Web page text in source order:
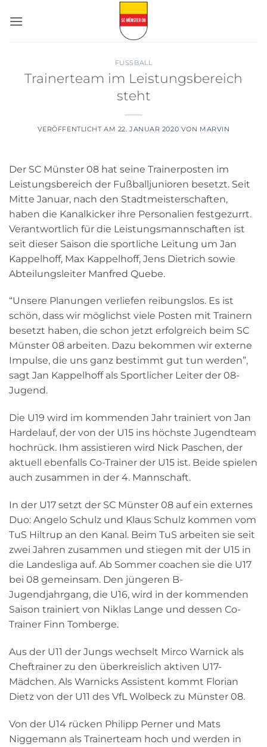
Inhalt
FUSSBALL
Trainerteam im Leistungsbereich
steht
VERÖFFENTLICHT AM 22. JANUAR 2020 VON MARVIN
Der SC Münster 08 hat seine Trainerposten im
Leistungsbereich der Fußballjunioren besetzt. Seit
Mitte Januar, nach den Stadtmeisterschaften,
haben die Kanalkicker ihre Personalien festgezurrt.
Verantwortlich für die Leistungsmannschaften ist
seit dieser Saison die sportliche Leitung um Jan
Kappelhoff, Max Kappelhoff, Jens Dietrich sowie
Abteilungsleiter Manfred Quebe.
“Unsere Planungen verliefen reibungslos. Es ist
schön, dass wir möglichst viele Posten mit Trainern
besetzt haben, die schon jetzt erfolgreich beim SC
Münster 08 arbeiten. Dazu bekommen wir externe
Impulse, die uns ganz bestimmt gut tun werden”,
sagt Jan Kappelhoff als Sportlicher Leiter der 08-
Jugend.
Die U19 wird im kommenden Jahr trainiert von Jan
Hardelauf, der von der U15 ins höchste Jugendteam
hochrück. Ihm assistieren wird Nick Paschen, der
aktuell ebenfalls Co-Trainer der U15 ist. Beide spielen
auch zusammen in der 4. Mannschaft.
In der U17 setzt der SC Münster 08 auf ein externes
Duo: Angelo Schulz und Klaus Schulz kommen vom
TuS Hiltrup an den Kanal. Beim TuS arbeiten sie seit
zwei Jahren zusammen und stiegen mit der U15 in
die Landesliga auf. Ab Sommer coachen sie die U17
bei 08 gemeinsam. Den jüngeren B-
Jugendjahrgang, die U16, wird in der kommenden
Saison trainiert von Niklas Lange und dessen Co-
Trainer Finn Tomberge.
Aus der U11 der Jungs wechselt Mirco Warnick als
Cheftrainer zu den überkreislich aktiven U17-
Mädchen. Als Warnicks Assistent kommt Florian
Dietz von der U11 des VfL Wolbeck zu Münster 08.
Von der U14 rücken Philipp Perner und Mats
Niggemann als Trainerteam hoch und werden in